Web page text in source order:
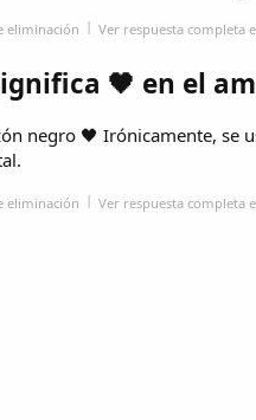
eliminación Ver respuesta completa
🖤 en el
negro 🖤 Irónicamente,
eliminación Ver respuesta completa